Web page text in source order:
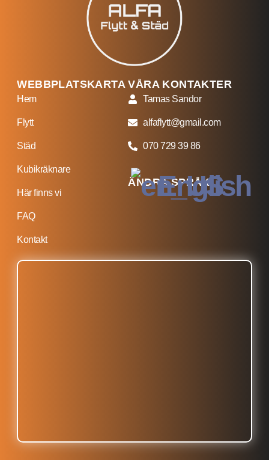
WEBBPLATSKARTA
Hem
Flytt
Städ
Kubikräknare
Här finns vi
FAQ
Kontakt
VÅRA KONTAKTER
Tamas Sandor
alfaflytt@gmail.com
070 729 39 86
ÄNDRA SPRÅK
English